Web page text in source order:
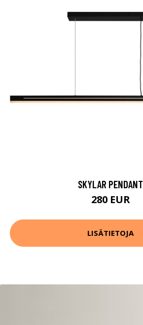
SKYLAR PENDANT
280 EUR
LISÄTIETOJA